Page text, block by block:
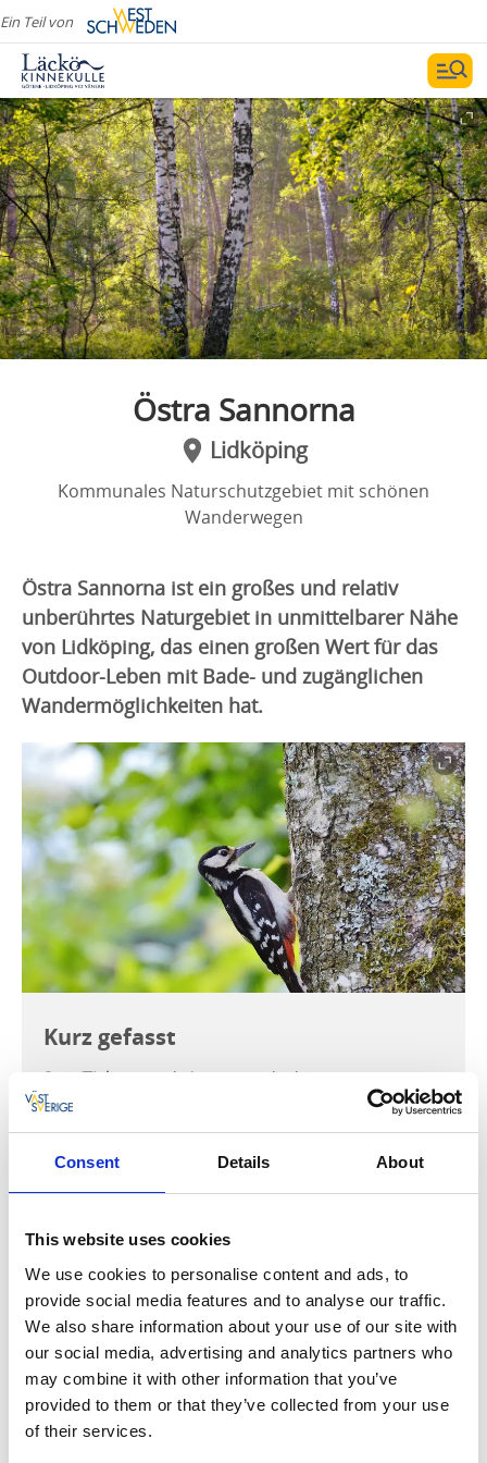
Consent Details About
This website uses cookies
We use cookies to personalise content and ads, to
provide social media features and to analyse our traffic.
We also share information about your use of our site with
our social media, advertising and analytics partners who
may combine it with other information that you’ve
provided to them or that they’ve collected from your use
of their services.
Ein Teil von
Östra Sannorna
Lidköping
Kommunales Naturschutzgebiet mit schönen
Wanderwegen
Östra Sannorna ist ein großes und relativ
unberührtes Naturgebiet in unmittelbarer Nähe
von Lidköping, das einen großen Wert für das
Outdoor-Leben mit Bade- und zugänglichen
Wandermöglichkeiten hat.
Kurz gefasst
Start/Ziel:Der Parkplatz am Ende der Matrosgatan.
Markierung: Pilger & Biosphäre
Ein Naturschutzgebiet in der Nähe des Stadtzentrums
mit barrierefreien Wanderwegen. Hier befindet sich
auch das Sandbäcksbadet, ein flacher Sandstrand,
der zum Baden, für Ausflüge und Picknicks geeignet
ist. Entlang des Weges gibt es Informationstafeln, die
über die Pflanzen und Tiere im Naturschutzgebiet